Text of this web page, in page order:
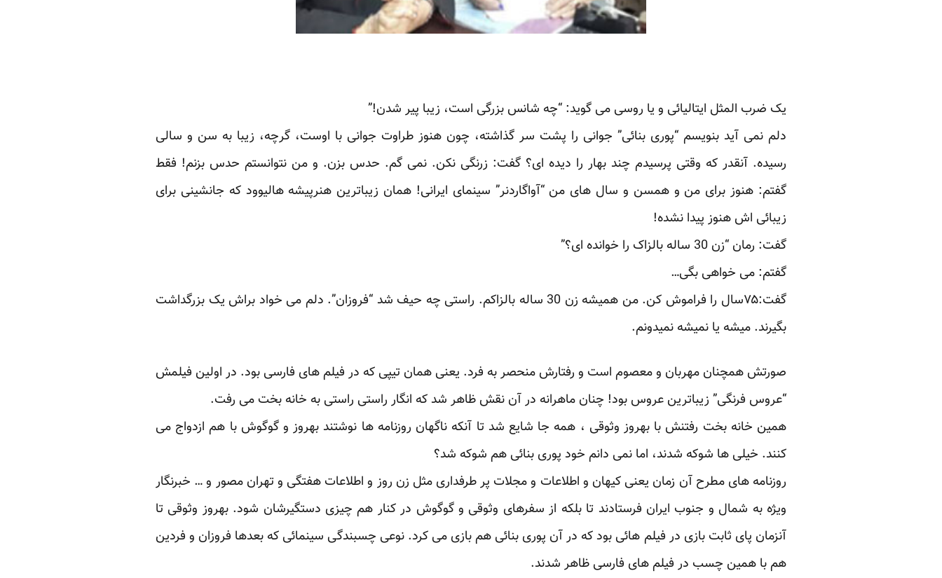
یک ضرب المثل ایتالیائی و یا روسی می گوید: “چه شانس بزرگی است، زیبا پیر شدن!”
دلم نمی آید بنویسم “پوری بنائی” جوانی را پشت سر گذاشته، چون هنوز طراوت جوانی با اوست، گرچه، زیبا به سن و سالی
رسیده. آنقدر که وقتی پرسیدم چند بهار را دیده ای؟ گفت: زرنگی نکن. نمی گم. حدس بزن. و من نتوانستم حدس بزنم! فقط
گفتم: هنوز برای من و همسن و سال های من “آواگاردنر” سینمای ایرانی! همان زیباترین هنرپیشه هالیوود که جانشینی برای
زیبائی اش هنوز پیدا نشده!
گفت: رمان “زن 30 ساله بالزاک را خوانده ای؟”
گفتم: می خواهی بگی…
گفت:۷۵سال را فراموش کن. من همیشه زن 30 ساله بالزاکم. راستی چه حیف شد “فروزان”. دلم می خواد براش یک بزرگداشت
بگیرند. میشه یا نمیشه نمیدونم.
صورتش همچنان مهربان و معصوم است و رفتارش منحصر به فرد. یعنی همان تیپی که در فیلم های فارسی بود. در اولین فیلمش
“عروس فرنگی” زیباترین عروس بود! چنان ماهرانه در آن نقش ظاهر شد که انگار راستی راستی به خانه بخت می رفت.
همین خانه بخت رفتنش با بهروز وثوقی ، همه جا شایع شد تا آنکه ناگهان روزنامه ها نوشتند بهروز و گوگوش با هم ازدواج می
کنند. خیلی ها شوکه شدند، اما نمی دانم خود پوری بنائی هم شوکه شد؟
روزنامه های مطرح آن زمان یعنی کیهان و اطلاعات و مجلات پر طرفداری مثل زن روز و اطلاعات هفتگی و تهران مصور و … خبرنگار
ویژه به شمال و جنوب ایران فرستادند تا بلکه از سفرهای وثوقی و گوگوش در کنار هم چیزی دستگیرشان شود. بهروز وثوقی تا
آنزمان پای ثابت بازی در فیلم هائی بود که در آن پوری بنائی هم بازی می کرد. نوعی چسبندگی سینمائی که بعدها فروزان و فردین
هم با همین چسب در فیلم های فارسی ظاهر شدند.